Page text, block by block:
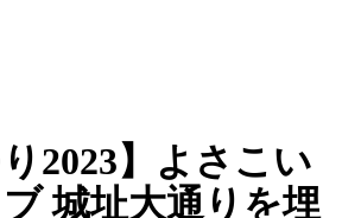
り2023】よさこい
城址大通りを埋